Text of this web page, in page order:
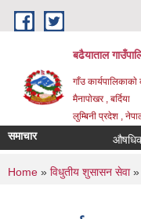
Skip to main content
बढैयाताल
गाँउ कार्यपालिकाकाे
मैनापाेखर , बर्दिया
लुम्बिनी प्रदेश ,
समाचार
You are here
Home » विधुतीय शुसासन सेवा»